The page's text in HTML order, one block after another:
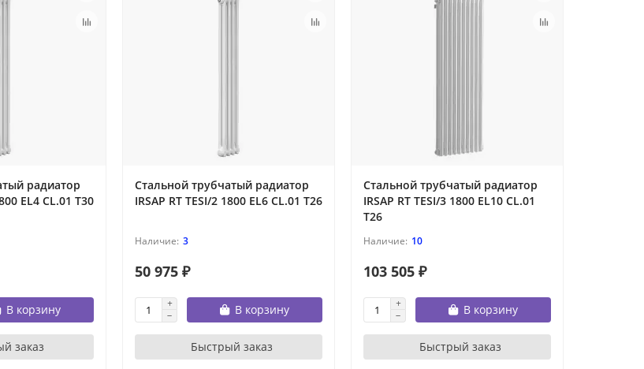
радиатор
EL4 CL.01 T30
В корзину
заказ
Стальной трубчатый радиатор
IRSAP RT TESI/2 1800 EL6 CL.01 T26
3
50 975 ₽
В корзину
Быстрый заказ
Стальной трубчатый радиатор
IRSAP RT TESI/3 1800 EL10 CL.01
T26
10
103 505 ₽
В корзину
Быстрый заказ